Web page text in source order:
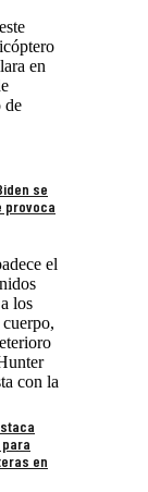
en
de
se
provoca
el
los
con la
para
en